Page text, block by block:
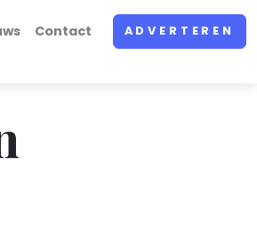
Contact ADVERTEREN